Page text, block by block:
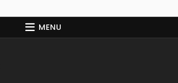
MENU